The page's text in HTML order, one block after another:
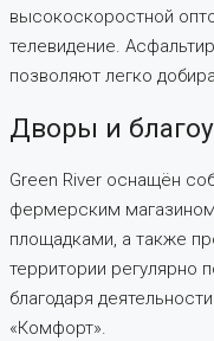
высокоскоростной
телевидение.
позволяют легко
Дворы и
Green River оснащён
фермерским
площадками, а также
территории регулярно
благодаря
«Комфорт».